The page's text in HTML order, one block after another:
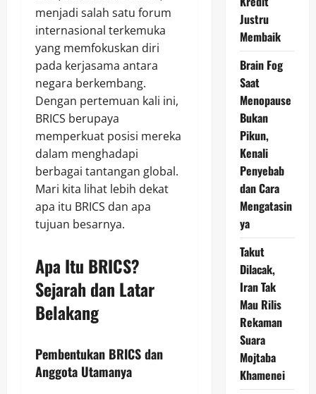
menjadi salah satu forum
internasional terkemuka
yang memfokuskan diri
pada kerjasama antara
negara berkembang.
Dengan pertemuan kali ini,
BRICS berupaya
memperkuat posisi mereka
dalam menghadapi
berbagai tantangan global.
Mari kita lihat lebih dekat
apa itu BRICS dan apa
tujuan besarnya.
Apa Itu BRICS?
Sejarah dan Latar
Belakang
Pembentukan BRICS dan
Anggota Utamanya
Justru
Membaik
Brain Fog
Saat
Menopause
Bukan
Pikun,
Kenali
Penyebab
dan Cara
Mengatasin
ya
Takut
Dilacak,
Iran Tak
Mau Rilis
Rekaman
Suara
Mojtaba
Khamenei